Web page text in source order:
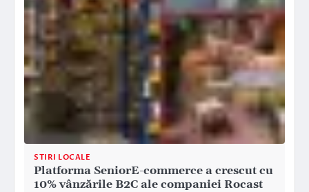
STIRI LOCALE
Platforma SeniorE-commerce a crescut cu
10% vânzările B2C ale companiei Rocast